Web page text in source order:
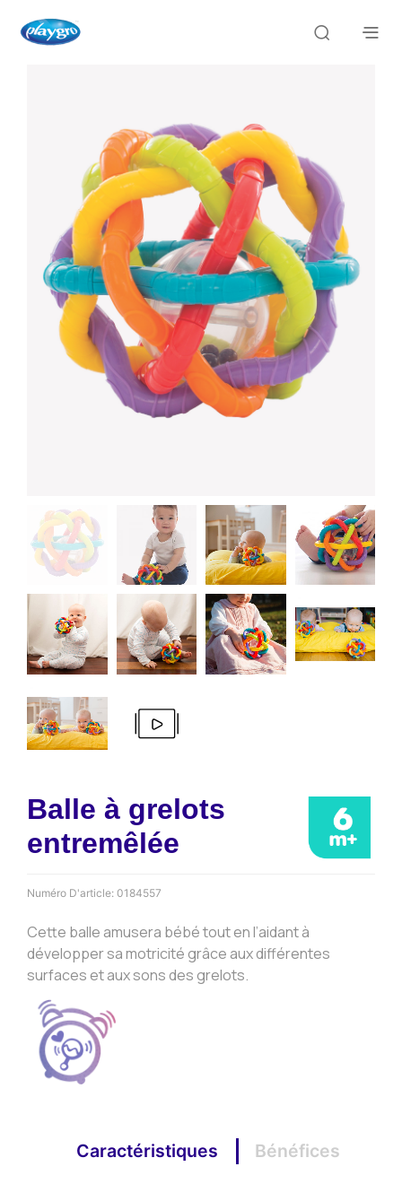
Balle à grelots
entremêlée
Numéro D'article: 0184557
Cette balle amusera bébé tout en l’aidant à
développer sa motricité grâce aux différentes
surfaces et aux sons des grelots.
Caractéristiques Bénéfices